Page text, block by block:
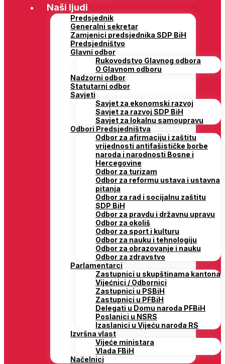
Naši ljudi
Predsjednik
Generalni sekretar
Zamjenici predsjednika SDP BiH
Predsjedništvo
Glavni odbor
Rukovodstvo Glavnog odbora
O Glavnom odboru
Nadzorni odbor
Statutarni odbor
Savjeti
Savjet za ekonomski razvoj
Savjet za razvoj SDP BiH
Savjet za lokalnu samoupravu
Odbori Predsjedništva
Odbor za afirmaciju i zaštitu
vrijednosti antifašističke borbe
naroda i narodnosti Bosne i
Hercegovine
Odbor za turizam
Odbor za reformu ustava i ustavna
pitanja
Odbor za rad i socijalnu zaštitu
SDP BiH
Odbor za pravdu i državnu upravu
Odbor za okoliš
Odbor za sport i kulturu
Odbor za nauku i tehnologiju
Odbor za obrazovanje i nauku
Odbor za zdravstvo
Parlamentarci
Zastupnici u skupštinama kantona
Vijećnici / Odbornici
Zastupnici u PSBiH
Zastupnici u PFBiH
Delegati u Domu naroda PFBiH
Poslanici u NSRS
Izaslanici u Vijeću naroda RS
Izvršna vlast
Vijeće ministara
Vlada FBiH
Načelnici